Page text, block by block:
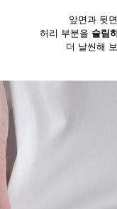
앞면과 뒷
허리 부분을 슬림
더 날씬해